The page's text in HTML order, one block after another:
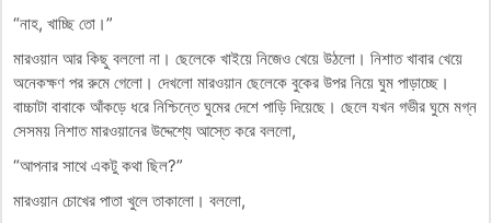
“নাহ, খাচ্ছি তো।”
মারওয়ান আর কিছু বললো না। ছেলেকে খাইয়ে নিজেও খেয়ে উঠলো। নিশাত খাবার খেয়ে
অনেকক্ষণ পর রুমে গেলো। দেখলো মারওয়ান ছেলেকে বুকের উপর নিয়ে ঘুম পাড়াচ্ছে।
বাচ্চাটা বাবাকে আঁকড়ে ধরে নিশ্চিন্তে ঘুমের দেশে পাড়ি দিয়েছে। ছেলে যখন গভীর ঘুমে মগ্ন
সেসময় নিশাত মারওয়ানের উদ্দেশ্যে আস্তে করে বললো,
“আপনার সাথে একটু কথা ছিল?”
মারওয়ান চোখের পাতা খুলে তাকালো। বললো,